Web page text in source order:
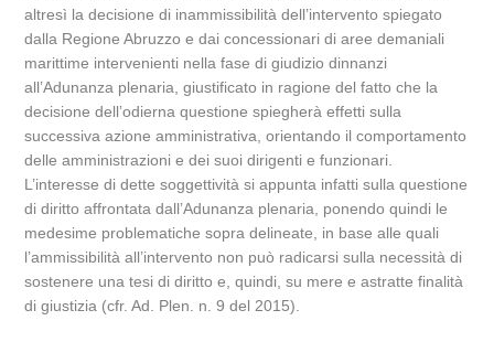
altresì la decisione di inammissibilità dell’intervento spiegato
dalla Regione Abruzzo e dai concessionari di aree demaniali
marittime intervenienti nella fase di giudizio dinnanzi
all’Adunanza plenaria, giustificato in ragione del fatto che la
decisione dell’odierna questione spiegherà effetti sulla
successiva azione amministrativa, orientando il comportamento
delle amministrazioni e dei suoi dirigenti e funzionari.
L’interesse di dette soggettività si appunta infatti sulla questione
di diritto affrontata dall’Adunanza plenaria, ponendo quindi le
medesime problematiche sopra delineate, in base alle quali
l’ammissibilità all’intervento non può radicarsi sulla necessità di
sostenere una tesi di diritto e, quindi, su mere e astratte finalità
di giustizia (cfr. Ad. Plen. n. 9 del 2015).